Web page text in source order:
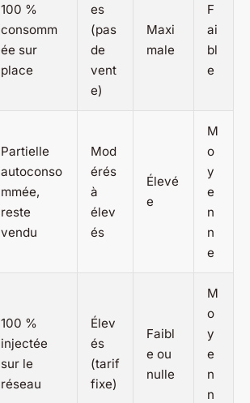
100 %
consomm
ée sur
place
es
(pas
de
vent
e)
Maxi
male
F
ai
bl
e
Partielle
autoconso
mmée,
reste
vendu
Mod
érés
à
élev
és
Élevé
e
M
o
y
e
n
n
e
100 %
injectée
sur le
réseau
Élev
és
(tarif
fixe)
Faibl
e ou
nulle
M
o
y
e
n
n